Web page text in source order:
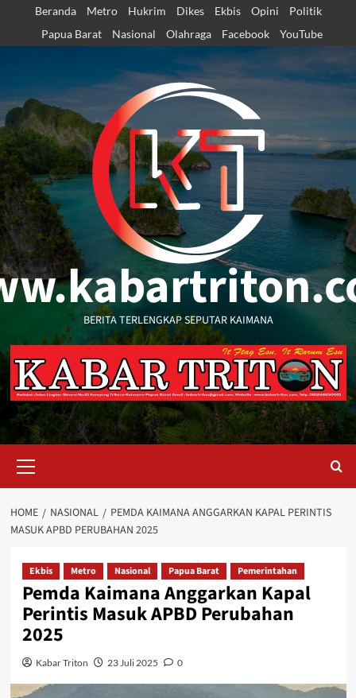
content
Beranda Metro Hukrim Dikes Ekbis Opini
Politik
Papua Barat
Nasional Olahraga Facebook YouTube
BERITA TERLENGKAP SEPUTAR KAIMANA
Menu
HOME NASIONAL
PEMDA KAIMANA ANGGARKAN KAPAL PERINTIS
MASUK APBD PERUBAHAN 2025
Ekbis Metro Nasional Papua Barat Pemerintahan
Pemda Kaimana Anggarkan Kapal
Perintis Masuk APBD Perubahan
2025
Kabar Triton 23 Juli 2025 0